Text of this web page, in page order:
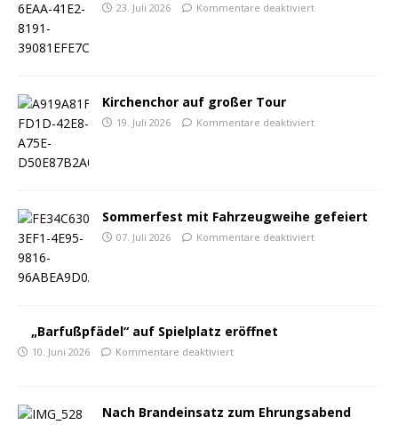
23. Juli 2026 Kommentare deaktiviert
Kirchenchor auf großer Tour
19. Juli 2026 Kommentare deaktiviert
Sommerfest mit Fahrzeugweihe gefeiert
07. Juli 2026 Kommentare deaktiviert
„Barfußpfädel“ auf Spielplatz eröffnet
10. Juni 2026 Kommentare deaktiviert
Nach Brandeinsatz zum Ehrungsabend